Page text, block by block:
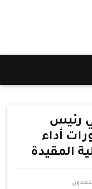
رئيس
أداء
المقيدة